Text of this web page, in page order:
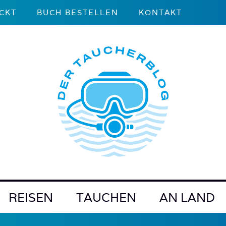
BUCH BESTELLEN KONTAKT
REISEN TAUCHEN AN LAND